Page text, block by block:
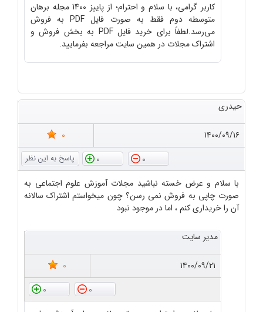
کاربر گرامی، با سلام و احترام؛ از پاییز 1400 مجله برهان
متوسطه دوم فقط به صورت فایل PDF به فروش
می‌رسد.لطفاً برای خرید فایل PDF به بخش فروش و
اشتراک مجلات در همین سایت مراجعه بفرمایید.
حیدری
۱۴۰۰/۰۹/۱۶
0
0
0
با سلام و عرض خسته نباشید مجلات آموزش علوم اجتماعی به
صورت چاپی به فروش نمی رسن؟ چون میخواستم اشتراک سالانه
آن را خریداری کنم ، اما در موجود نبود
مدیر سایت
۱۴۰۰/۰۹/۲۱
0
0
0